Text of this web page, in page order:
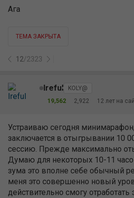
Ага
ТЕМА ЗАКРЫТА
12/2323
Ireful
KOLY@
19,562
2,922 12 лет на
Устраиваю сегодня
заключается в отыгрывании 10
сессию. Прежде максимально
Думаю для некоторых 10-11
зума это вполне себе обычный
меня это совершенно новый
действительно смогу отработать